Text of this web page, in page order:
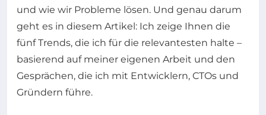
und wie wir Probleme lösen. Und genau darum
geht es in diesem Artikel: Ich zeige Ihnen die
fünf Trends, die ich für die relevantesten halte –
basierend auf meiner eigenen Arbeit und den
Gesprächen, die ich mit Entwicklern, CTOs und
Gründern führe.